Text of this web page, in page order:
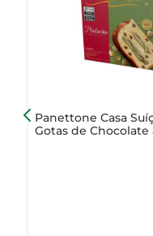
- Peso: 750g
- Tipo:
- Ideal para:
Panettone Casa
Gotas de Chocolate